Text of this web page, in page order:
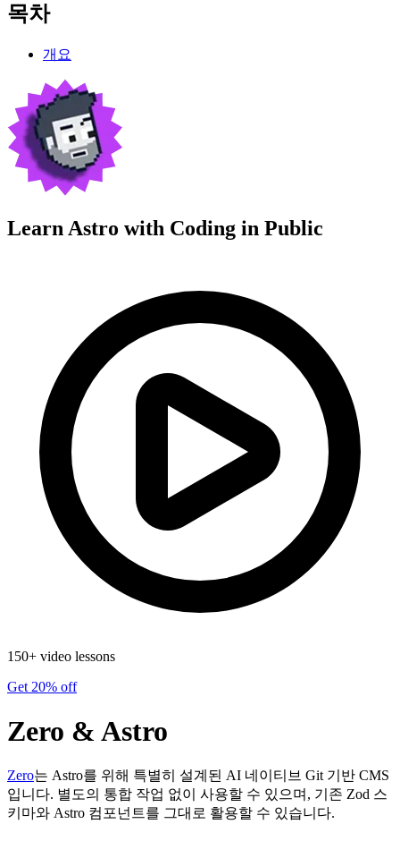
목차
개요
Learn Astro with Coding in Public
150+ video lessons
Get 20% off
Zero & Astro
Zero는 Astro를 위해 특별히 설계된 AI 네이티브 Git 기반 CMS
입니다. 별도의 통합 작업 없이 사용할 수 있으며, 기존 Zod 스
키마와 Astro 컴포넌트를 그대로 활용할 수 있습니다.